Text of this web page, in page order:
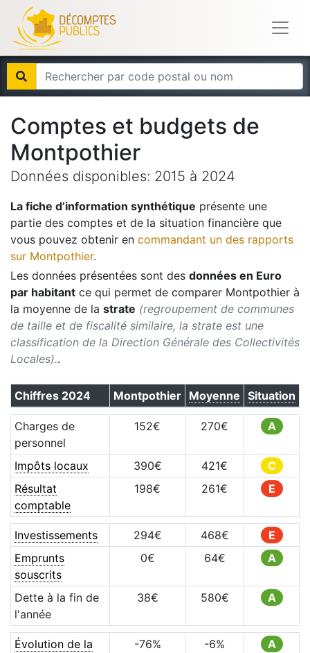
Comptes et budgets de
Montpothier
Données disponibles: 2015 à 2024
La fiche d’information synthétique présente une
partie des comptes et de la situation financière que
vous pouvez obtenir en commandant un des rapports
sur Montpothier.
Les données présentées sont des données en Euro
par habitant ce qui permet de comparer Montpothier à
la moyenne de la strate (regroupement de communes
de taille et de fiscalité similaire, la strate est une
classification de la Direction Générale des Collectivités
Locales)..
Chiffres 2024 Montpothier Moyenne Situation
Charges de
personnel
152€ 270€ A
Impôts locaux 390€ 421€
C
Résultat
comptable
198€ 261€ E
Investissements 294€ 468€
E
Emprunts
souscrits
0€ 64€ A
Dette à la fin de
l'année
38€ 580€ A
Évolution de la
-76% -6% A